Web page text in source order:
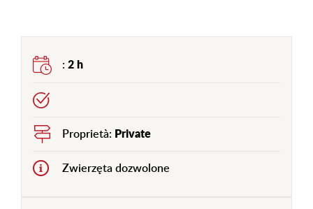
: 2 h
Proprietà: Private
Zwierzęta dozwolone